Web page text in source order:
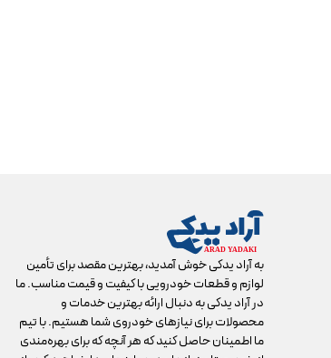
به آراد یدکی خوش آمدید، بهترین مقصد برای تأمین
لوازم و قطعات خودرویی با کیفیت و قیمت مناسب. ما
در آراد یدکی به دنبال ارائه بهترین خدمات و
محصولات برای نیازهای خودروی شما هستیم. با تیم
ما اطمینان حاصل کنید که هر آنچه که برای بهره‌مندی